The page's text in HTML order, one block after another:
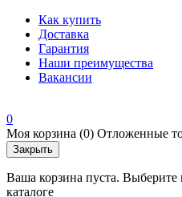
Как купить
Доставка
Гарантия
Наши преимущества
Вакансии
0
Моя корзина (0) Отложенные
Закрыть
Ваша корзина пуста.
каталоге